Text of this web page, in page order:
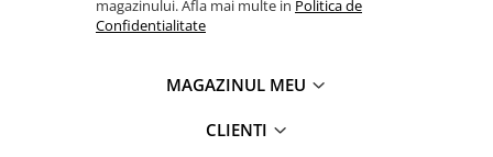
magazinului. Afla mai multe in Politica de
Confidentialitate
MAGAZINUL MEU
CLIENTI